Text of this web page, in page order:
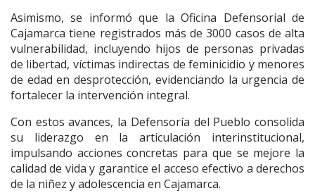
Asimismo, se informó que la Oficina Defensorial de
Cajamarca tiene registrados más de 3000 casos de alta
vulnerabilidad, incluyendo hijos de personas privadas
de libertad, víctimas indirectas de feminicidio y menores
de edad en desprotección, evidenciando la urgencia de
fortalecer la intervención integral.
Con estos avances, la Defensoría del Pueblo consolida
su liderazgo en la articulación interinstitucional,
impulsando acciones concretas para que se mejore la
calidad de vida y garantice el acceso efectivo a derechos
de la niñez y adolescencia en Cajamarca.